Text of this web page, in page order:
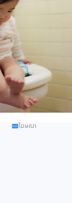
โฆษณา